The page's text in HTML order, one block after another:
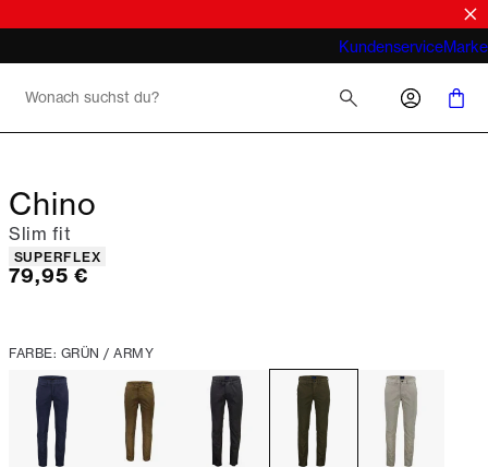
KundenserviceMarke
Was meint man bei Business Casual für
Chino
Slim fit
Produkteigenschaften
SUPERFLEX
Preis
79,95 €
FARBE: GRÜN / ARMY